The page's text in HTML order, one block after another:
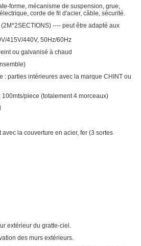
forme, mécanisme de suspension, grue,
corde de fil d'acier, câble, sécurité.
---- peut être adapté aux
415V/440V, 50Hz/60Hz
ou galvanisé à chaud
: parties intérieures avec la marque CHINT ou
piece (totalement 4 morceaux)
la couverture en acier, fer (3 sortes
extérieur du gratte-ciel.
des murs extérieurs.